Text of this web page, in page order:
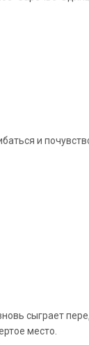
и
сыграет
место.